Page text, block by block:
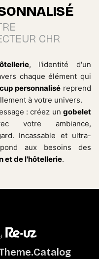
CHR
, l'identité d'un
chaque élément qui
personnalisé reprend
à votre univers.
: créez un gobelet
votre ambiance,
Incassable et ultra-
aux besoins des
et de l'hôtellerie.